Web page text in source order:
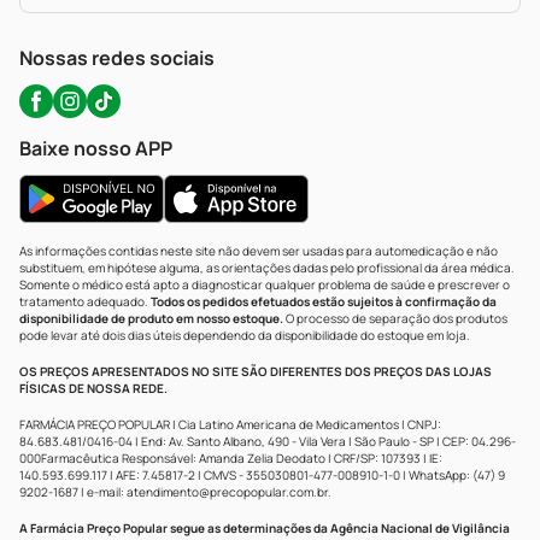
WhatsApp (47) 9202-1687
Nossas redes sociais
Baixe nosso APP
As informações contidas neste site não devem ser usadas para automedicação e não
substituem, em hipótese alguma, as orientações dadas pelo profissional da área médica.
Somente o médico está apto a diagnosticar qualquer problema de saúde e prescrever o
tratamento adequado. Todos os pedidos efetuados estão sujeitos à confirmação da
disponibilidade de produto em nosso estoque.O processo de separação dos produtos
pode levar até dois dias úteis dependendo da disponibilidade do estoque em loja.
OS PREÇOS APRESENTADOS NO SITE SÃO DIFERENTES DOS PREÇOS DAS LOJAS
FÍSICAS DE NOSSA REDE.
FARMÁCIA PREÇO POPULAR | Cia Latino Americana de Medicamentos | CNPJ:
84.683.481/0416-04 | End: Av. Santo Albano, 490 - Vila Vera | São Paulo - SP | CEP: 04.296-
000Farmacêutica Responsável: Amanda Zelia Deodato | CRF/SP: 107393 | IE:
140.593.699.117 | AFE: 7.45817-2 | CMVS - 355030801-477-008910-1-0 | WhatsApp: (47) 9
9202-1687 | e-mail: atendimento@precopopular.com.br.
A Farmácia Preço Popular segue as determinações da Agência Nacional de Vigilância